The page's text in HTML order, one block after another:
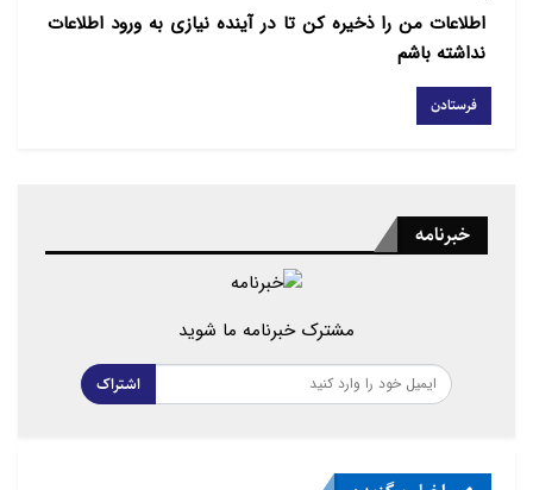
اطلاعات من را ذخیره کن تا در آینده نیازی به ورود اطلاعات
نداشته باشم
خبرنامه
مشترک خبرنامه ما شوید
اشتراک